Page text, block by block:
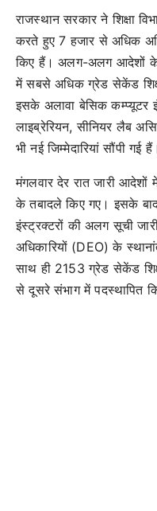
राजस्थान सरकार ने शिक्षा
करते हुए 7 हजार से अधिक
किए हैं। अलग-अलग आदेशों के
में सबसे अधिक ग्रेड सेकेंड
इसके अलावा बेसिक कम्प्यूटर
लाइब्रेरियन, सीनियर लैब
भी नई जिम्मेदारियां सौंपी गई हैं।
मंगलवार देर रात जारी आदेशों
के तबादले किए गए। इसके
इंस्ट्रक्टरों की अलग सूची
अधिकारियों (DEO) के
साथ ही 2153 ग्रेड सेकेंड
से दूसरे संभाग में पदस्थापित